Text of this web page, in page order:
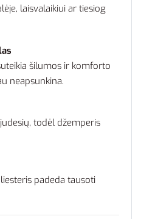
laisvalaikiui ar tiesiog
šilumos ir komforto
neapsunkina.
todėl džemperis
padeda tausoti